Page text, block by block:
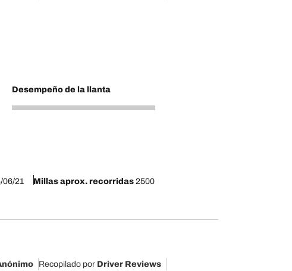
Desempeño de la llanta
5
06/21 Millas aprox. recorridas2500
Recopilado por Driver Reviews